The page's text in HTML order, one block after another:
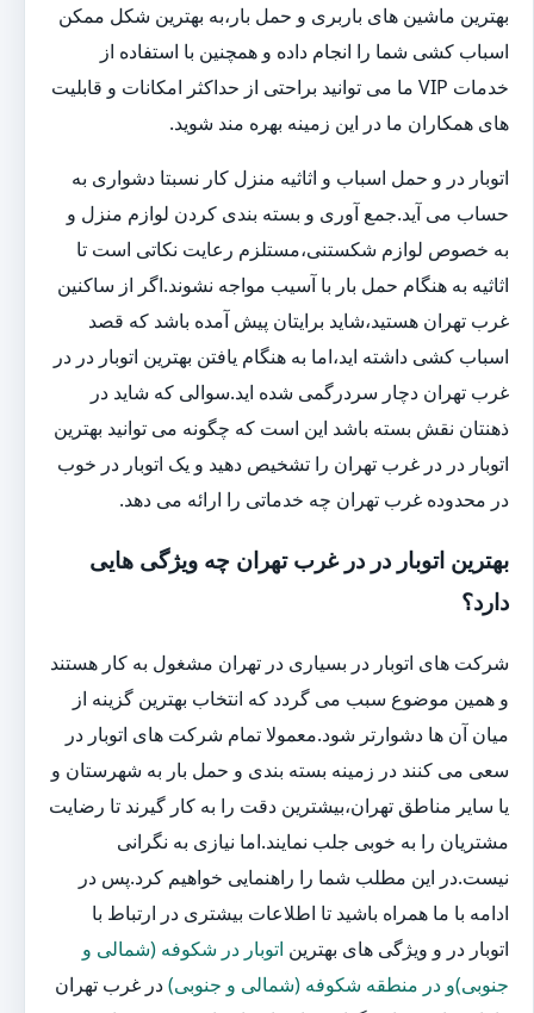
بهترین ماشین های باربری و حمل بار،به بهترین شکل ممکن
اسباب کشی شما را انجام داده و همچنین با استفاده از
خدمات VIP ما می توانید براحتی از حداکثر امکانات و قابلیت
های همکاران ما در این زمینه بهره مند شوید.
اتوبار در و حمل اسباب و اثاثیه منزل کار نسبتا دشواری به
حساب می آید.جمع آوری و بسته بندی کردن لوازم منزل و
به خصوص لوازم شکستنی،مستلزم رعایت نکاتی است تا
اثاثیه به هنگام حمل بار با آسیب مواجه نشوند.اگر از ساکنین
غرب تهران هستید،شاید برایتان پیش آمده باشد که قصد
اسباب کشی داشته اید،اما به هنگام یافتن بهترین اتوبار در در
غرب تهران دچار سردرگمی شده اید.سوالی که شاید در
ذهنتان نقش بسته باشد این است که چگونه می توانید بهترین
اتوبار در در غرب تهران را تشخیص دهید و یک اتوبار در خوب
در محدوده غرب تهران چه خدماتی را ارائه می دهد.
بهترین اتوبار در در غرب تهران چه ویژگی هایی
دارد؟
شرکت های اتوبار در بسیاری در تهران مشغول به کار هستند
و همین موضوع سبب می گردد که انتخاب بهترین گزینه از
میان آن ها دشوارتر شود.معمولا تمام شرکت های اتوبار در
سعی می کنند در زمینه بسته بندی و حمل بار به شهرستان و
یا سایر مناطق تهران،بیشترین دقت را به کار گیرند تا رضایت
مشتریان را به خوبی جلب نمایند.اما نیازی به نگرانی
نیست.در این مطلب شما را راهنمایی خواهیم کرد.پس در
ادامه با ما همراه باشید تا اطلاعات بیشتری در ارتباط با
اتوبار در و ویژگی های بهترین اتوبار در شکوفه (شمالی و
جنوبی)و در منطقه شکوفه (شمالی و جنوبی)در غرب تهران